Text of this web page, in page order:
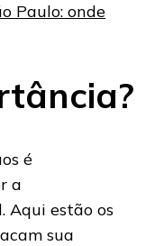
Paulo: onde
é
a
Aqui estão os
sua